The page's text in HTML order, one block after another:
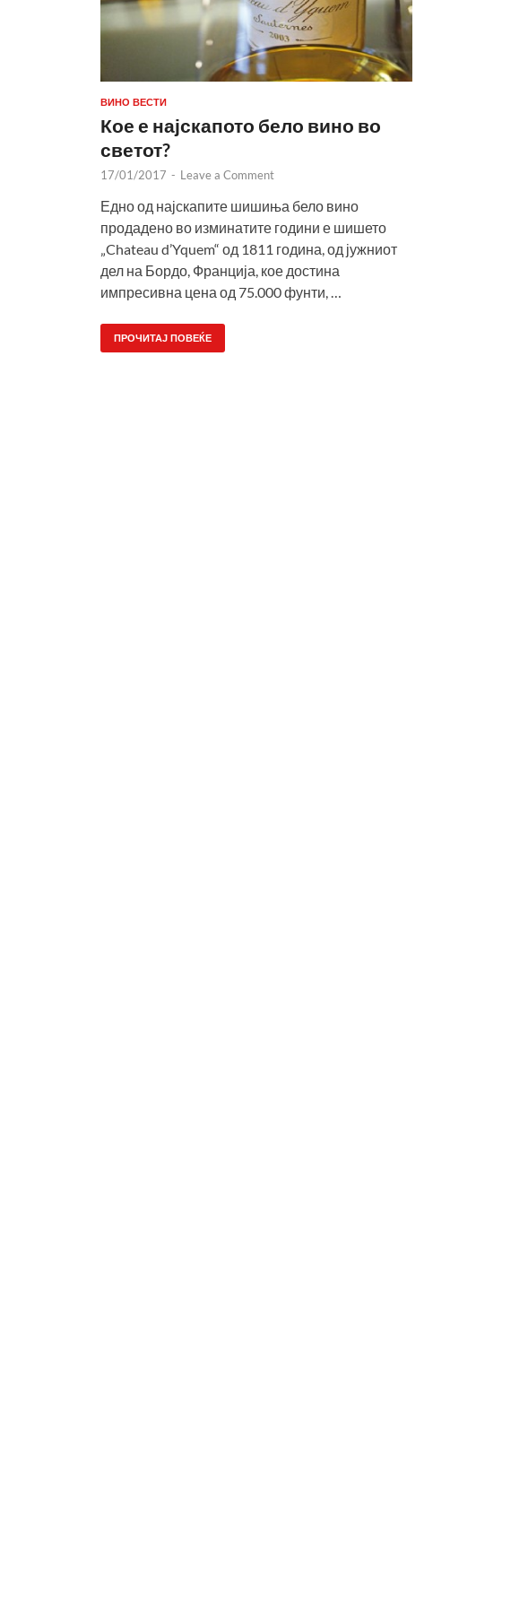
ВИНО ВЕСТИ
Кое е најскапото бело вино во
светот?
17/01/2017 - Leave a Comment
Едно од најскапите шишиња бело вино
продадено во изминатите години е шишето
„Chateau d’Yquem“ од 1811 година, од јужниот
дел на Бордо, Франција, кое достина
импресивна цена од 75.000 фунти, …
ПРОЧИТАЈ ПОВЕЌЕ